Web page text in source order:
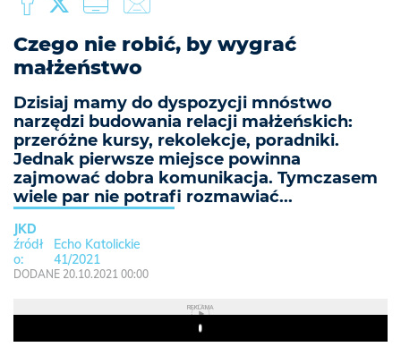
Czego nie robić, by wygrać
małżeństwo
Dzisiaj mamy do dyspozycji mnóstwo
narzędzi budowania relacji małżeńskich:
przeróżne kursy, rekolekcje, poradniki.
Jednak pierwsze miejsce powinna
zajmować dobra komunikacja. Tymczasem
wiele par nie potrafi rozmawiać...
JKD
Echo Katolickie
41/2021
DODANE 20.10.2021 00:00
REKLAMA
Play